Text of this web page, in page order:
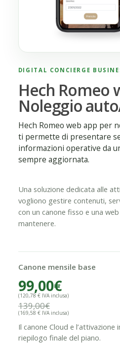
DIGITAL CONCIERGE
Hech Romeo
Noleggio
Hech Romeo web app per
ti permette di presentare
informazioni operative da
sempre aggiornata.
Una soluzione dedicata alle
vogliono gestire contenuti,
con un canone fisso e una
mantenere.
Canone mensile base
99,00€
(120,78 € IVA inclusa)
139,00€
(169,58 € IVA inclusa)
Il canone Cloud e l’attivazione
riepilogo finale del piano.